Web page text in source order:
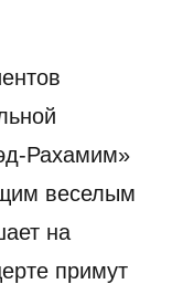
Рахамим»
веселым
на
примут